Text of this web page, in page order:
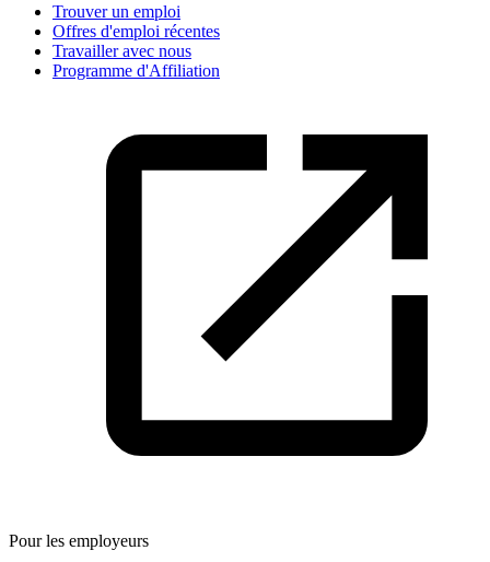
Trouver un emploi
Offres d'emploi récentes
Travailler avec nous
Programme d'Affiliation
Pour les employeurs